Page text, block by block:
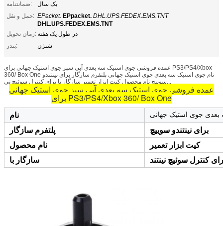
ضمانتنامه:
یک سال
حمل و نقل: EPacket. EPpacket. DHL.UPS.FEDEX.EMS.TNT
DHL.UPS.FEDEX.EMS.TNT
زمان تحویل:در طول یک هفته
بندر:
شنژن
عمده فروشی جوی استیک سه بعدی آبی سبز جوی استیک جهانی برای PS3/PS4/Xbox
360/ Box One نام جوی استیک سه بعدی جوی استیک جهانی پلتفرم سازگار برای نینتندو
سوییچ نام محصول کیت ابزار تعمیر سازگار با برای کنترل سوئیچ نی...
عمده فروشی جوی استیک سه بعدی آبی سبز جوی استیک جهانی
برای PS3/PS4/Xbox 360/ Box One
نام جوی استیک جهانی
پلتفرم سازگار
برای نینتندو سوییچ
نام محصول
کیت ابزار تعمیر
سازگار با
کنترل سوئیچ نینتند